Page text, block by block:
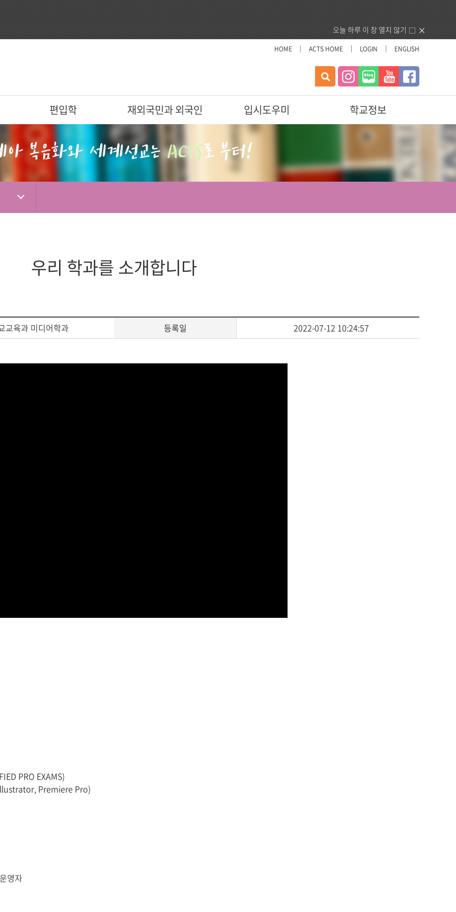
오늘 하루 이 창 열지 않기
HOME ACTS HOME LOGIN ENGLISH
편입학 재외국민과 외국인 입시도우미
학교정보
색
우리 학과를 소개합니다
교육과 미디어학과 등록일 2022-07-12 10:24:57
PRO EXAMS)
Premiere Pro)
영자